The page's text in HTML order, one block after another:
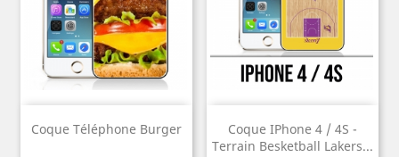
Coque Téléphone Burger
Coque IPhone 4 / 4S -
Terrain Besketball Lakers...